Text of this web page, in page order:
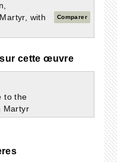
with
Comparer
cette œuvre
to the
Martyr